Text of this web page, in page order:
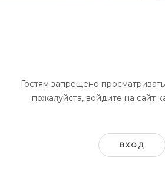
Гостям запрещено
пожалуйста, войдите на сайт
ВХОД